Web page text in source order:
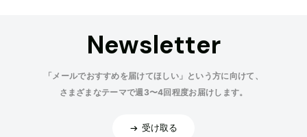
Newsletter
「メールでおすすめを届けてほしい」という方に向けて、
さまざまなテーマで週3〜4回程度お届けします。
受け取る